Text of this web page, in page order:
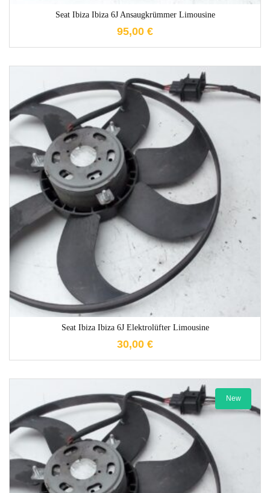
Seat Ibiza Ibiza 6J Ansaugkrümmer Limousine
95,00 €
Seat Ibiza Ibiza 6J Elektrolüfter Limousine
30,00 €
1-3 Werktage
New